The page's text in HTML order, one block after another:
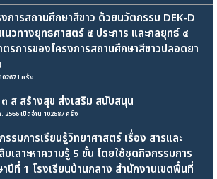
การสถานศึกษาสีขาว ด้วยนวัตกรรม DEK-D
นวทางยุทธศาสตร์ ๕ ประการ และกลยุทธ์ ๔
รการของโครงการสถานศึกษาสีขาวปลอดยา
ครั้ง
ส สร้างสุข ส่งเสริม สนับสนุน
2566 เปิดอ่าน 102687 ครั้ง
รมการเรียนรู้วิทยาศาสตร์ เรื่อง สารและ
เสาะหาความรู้ 5 ขั้น โดยใช้ชุดกิจกรรมการ
ปีที่ 1 โรงเรียนบ้านกลาง สำนักงานเขตพื้นที่